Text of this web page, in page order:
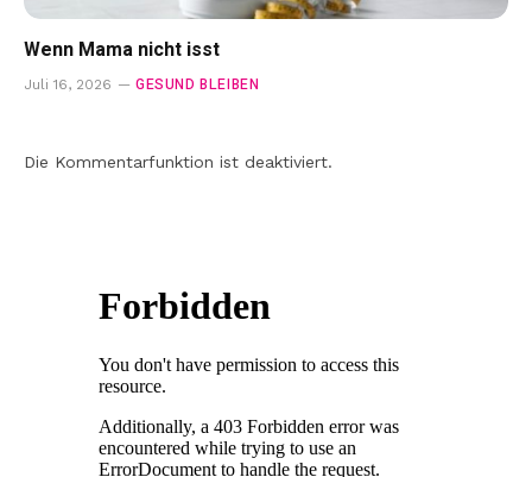
Wenn Mama nicht isst
Juli 16, 2026 GESUND BLEIBEN
Die Kommentarfunktion ist deaktiviert.